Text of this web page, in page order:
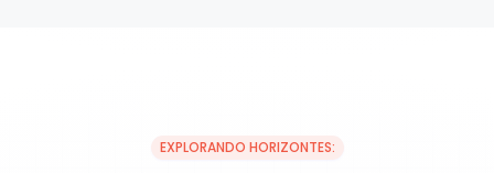
EXPLORANDO HORIZONTES: